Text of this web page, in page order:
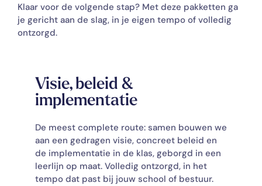
Klaar voor de volgende stap? Met deze pakketten ga
je gericht aan de slag, in je eigen tempo of volledig
ontzorgd.
Visie, beleid &
implementatie
De meest complete route: samen bouwen we
aan een gedragen visie, concreet beleid en
de implementatie in de klas, geborgd in een
leerlijn op maat. Volledig ontzorgd, in het
tempo dat past bij jouw school of bestuur.